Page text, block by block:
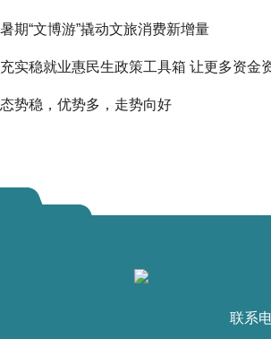
暑期“文博游”撬动文旅消费新增量
充实稳就业惠民生政策工具箱 让更多资金
态势稳，优势多，走势向好
联系